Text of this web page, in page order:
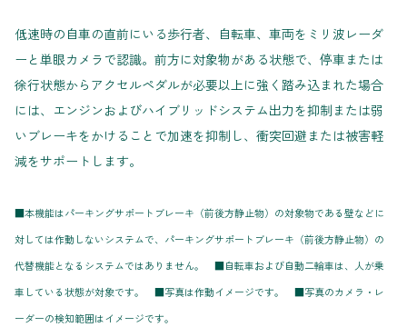
低速時の自車の直前にいる歩行者、自転車、車両をミリ波レーダ
ーと単眼カメラで認識。前方に対象物がある状態で、停車または
徐行状態からアクセルペダルが必要以上に強く踏み込まれた場合
には、エンジンおよびハイブリッドシステム出力を抑制または弱
いブレーキをかけることで加速を抑制し、衝突回避または被害軽
減をサポートします。
■本機能はパーキングサポートブレーキ（前後方静止物）の対象物である壁などに
対しては作動しないシステムで、パーキングサポートブレーキ（前後方静止物）の
代替機能となるシステムではありません。 ■自転車および自動二輪車は、人が乗
車している状態が対象です。 ■写真は作動イメージです。 ■写真のカメラ・レ
ーダーの検知範囲はイメージです。